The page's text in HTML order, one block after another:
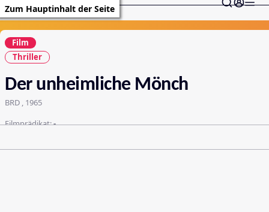
Zum Hauptinhalt der Seite
Film
Thriller
Der unheimliche Mönch
BRD , 1965
Filmprädikat:-